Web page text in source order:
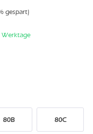
gespart)
Werktage
80B 80C